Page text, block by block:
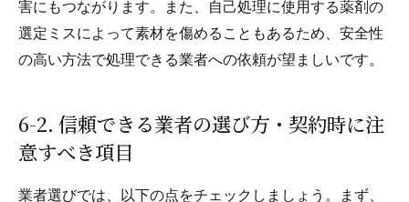
害にもつながります。また、自己処理に使用する薬剤の
選定ミスによって素材を傷めることもあるため、安全性
の高い方法で処理できる業者への依頼が望ましいです。
6-2. 信頼できる業者の選び方・契約時に注
意すべき項目
業者選びでは、以下の点をチェックしましょう。まず、